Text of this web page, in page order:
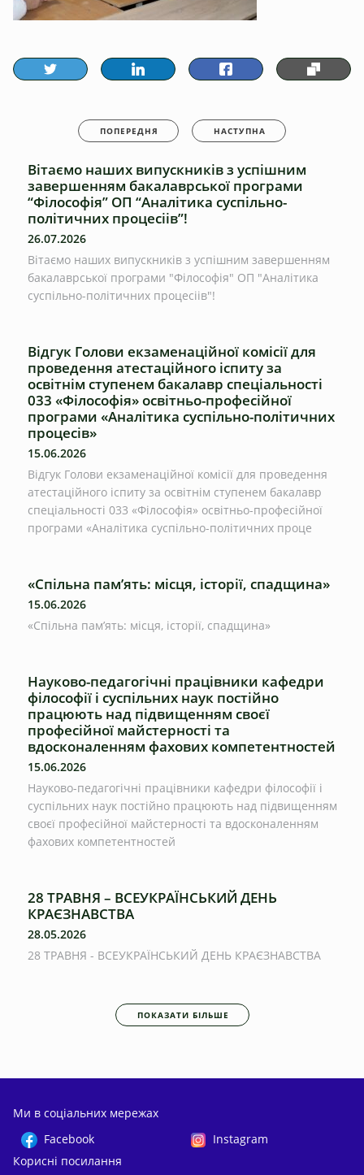
ПОПЕРЕДНЯ НАСТУПНА
Вітаємо наших випускників з успішним
завершенням бакалаврської програми
“Філософія” ОП “Аналітика суспільно-
політичних процесіів”!
26.07.2026
Вітаємо наших випускників з успішним завершенням
бакалаврської програми "Філософія" ОП "Аналітика
суспільно-політичних процесіів"!
Відгук Голови екзаменаційної комісії для
проведення атестаційного іспиту за
освітнім ступенем бакалавр спеціальності
033 «Філософія» освітньо-професійної
програми «Аналітика суспільно-політичних
процесів»
15.06.2026
Відгук Голови екзаменаційної комісії для проведення
атестаційного іспиту за освітнім ступенем бакалавр
спеціальності 033 «Філософія» освітньо-професійної
програми «Аналітика суспільно-політичних проце
«Спільна пам’ять: місця, історії, спадщина»
15.06.2026
«Спільна пам’ять: місця, історії, спадщина»
Науково-педагогічні працівники кафедри
філософії і суспільних наук постійно
працюють над підвищенням своєї
професійної майстерності та
вдосконаленням фахових компетентностей
15.06.2026
Науково-педагогічні працівники кафедри філософії і
суспільних наук постійно працюють над підвищенням
своєї професійної майстерності та вдосконаленням
фахових компетентностей
28 ТРАВНЯ – ВСЕУКРАЇНСЬКИЙ ДЕНЬ
КРАЄЗНАВСТВА
28.05.2026
28 ТРАВНЯ - ВСЕУКРАЇНСЬКИЙ ДЕНЬ КРАЄЗНАВСТВА
ПОКАЗАТИ БІЛЬШЕ
Ми в соціальних мережах
Facebook
Instagram
Корисні посилання